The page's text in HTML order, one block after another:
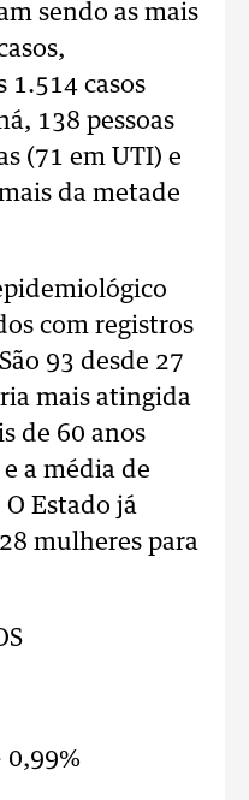
sendo as mais
1.514 casos
138 pessoas
(71 em UTI) e
da metade
com registros
93 desde 27
mais atingida
de 60 anos
a média de
Estado já
mulheres para
0,99%